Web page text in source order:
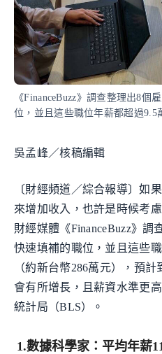
《FinanceBuzz》調查整理出8個
位，並且這些職位年薪都超過9.5
吳孟峰／核稿編輯
〔財經頻道／綜合報導〕如
來增加收入，也許是時候考
財經媒體《FinanceBuzz》調
快速填補的職位，並且這些
（約新台幣286萬元），預
會有所增長，且薪資水準更
統計局（BLS）。
1.數據科學家：平均年薪